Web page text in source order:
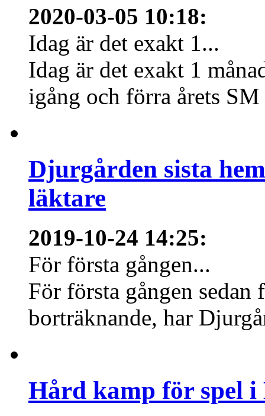
2020-03-05 10:18:
Idag är det exakt 1...
Idag är det exakt 1
igång och förra årets
Djurgården sista
läktare
2019-10-24 14:25:
För första gången...
För första gången
borträknande, har
Hård kamp för spel i